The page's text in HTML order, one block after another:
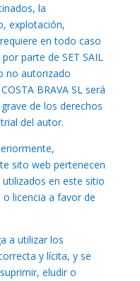
la
explotación,
en todo caso
parte de SET SAIL
no autorizado
BRAVA SL será
de los derechos
del autor.
sito web pertenecen
en este sitio
licencia a favor de
a utilizar los
y lícita, y se
eludir o